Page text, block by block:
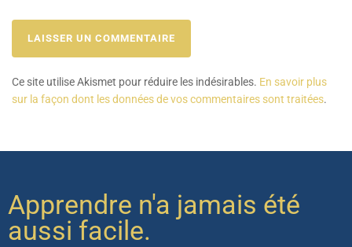
Ce site utilise Akismet pour réduire les indésirables. En savoir plus
sur la façon dont les données de vos commentaires sont traitées.
Apprendre n'a jamais été
aussi facile.